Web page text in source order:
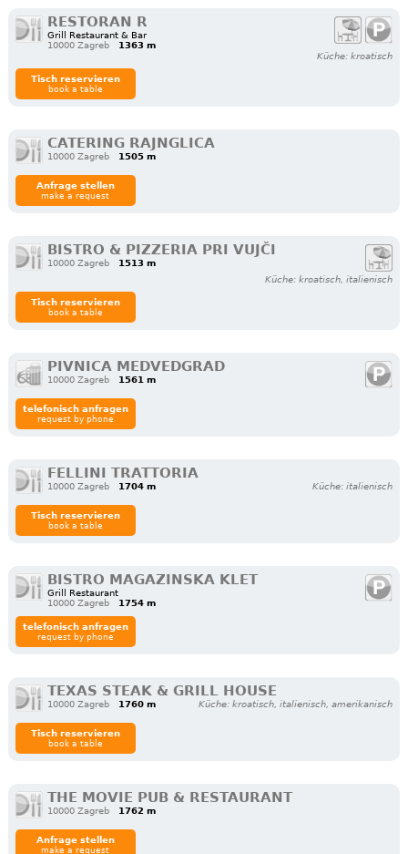
RESTORAN R
Grill Restaurant & Bar
10000 Zagreb
1363 m
Küche: kroatisch
Tisch reservieren
book a table
CATERING RAJNGLICA
10000 Zagreb 1505 m
Anfrage stellen
make a request
BISTRO & PIZZERIA PRI VUJČI
10000 Zagreb
1513 m
Küche: kroatisch, italienisch
Tisch reservieren
book a table
PIVNICA MEDVEDGRAD
10000 Zagreb 1561 m
telefonisch anfragen
request by phone
FELLINI TRATTORIA
10000 Zagreb 1704 m Küche: italienisch
Tisch reservieren
book a table
BISTRO MAGAZINSKA KLET
Grill Restaurant
10000 Zagreb
1754 m
telefonisch anfragen
request by phone
TEXAS STEAK & GRILL HOUSE
10000 Zagreb 1760 m Küche: kroatisch, italienisch, amerikanisch
Tisch reservieren
book a table
THE MOVIE PUB & RESTAURANT
10000 Zagreb 1762 m
Anfrage stellen
make a request